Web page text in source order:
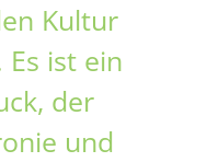
Kultur
ist ein
der
und